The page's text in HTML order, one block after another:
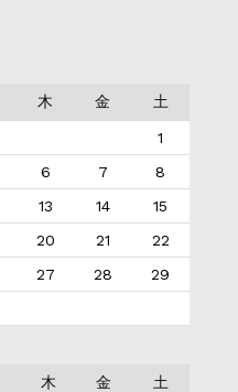
木 金 土
1
6 7
8
13 14
15
20 21
22
27 28
29
木 金 土